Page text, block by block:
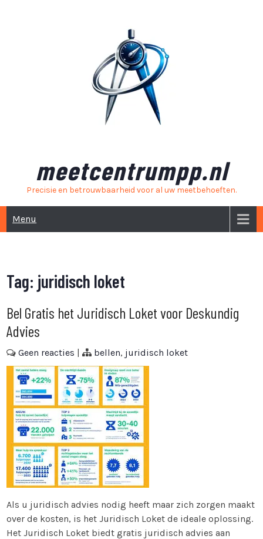
meetcentrumpp.nl
Precisie en betrouwbaarheid voor al uw meetbehoeften.
Menu
Tag: juridisch loket
Bel Gratis het Juridisch Loket voor Deskundig
Advies
Geen reacties | bellen, juridisch loket
Als u juridisch advies nodig heeft maar zich zorgen maakt
over de kosten, is het Juridisch Loket de ideale oplossing.
Het Juridisch Loket biedt gratis juridisch advies aan